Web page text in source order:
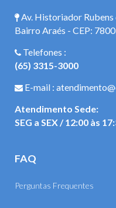
Av. Historiador Rubens
Bairro Araés - CEP:
Telefones :
(65) 3315-3000
E-mail :
Atendimento Sede:
SEG a SEX / 12:00 às
FAQ
Perguntas Frequentes